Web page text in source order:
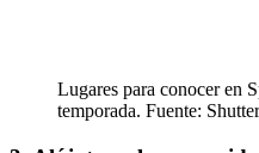
Lugares para conocer en
temporada. Fuente: